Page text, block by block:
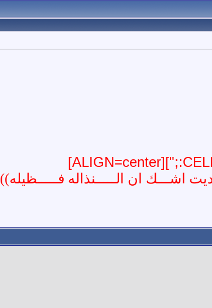
اشـــك ان الـــــنذاله فـــــظيله))